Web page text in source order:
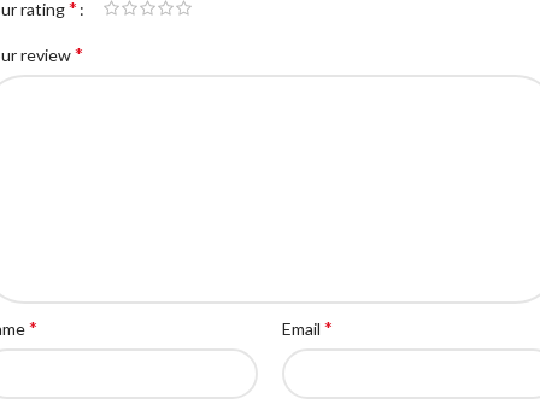
rating*
review*
* Email *